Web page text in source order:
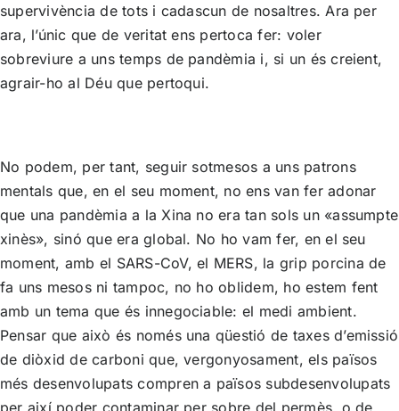
supervivència de tots i cadascun de nosaltres. Ara per
ara, l’únic que de veritat ens pertoca fer: voler
sobreviure a uns temps de pandèmia i, si un és creient,
agrair-ho al Déu que pertoqui.
No podem, per tant, seguir sotmesos a uns patrons
mentals que, en el seu moment, no ens van fer adonar
que una pandèmia a la Xina no era tan sols un «assumpte
xinès», sinó que era global. No ho vam fer, en el seu
moment, amb el SARS-CoV, el MERS, la grip porcina de
fa uns mesos ni tampoc, no ho oblidem, ho estem fent
amb un tema que és innegociable: el medi ambient.
Pensar que això és només una qüestió de taxes d’emissió
de diòxid de carboni que, vergonyosament, els països
més desenvolupats compren a països subdesenvolupats
per així poder contaminar per sobre del permès, o de